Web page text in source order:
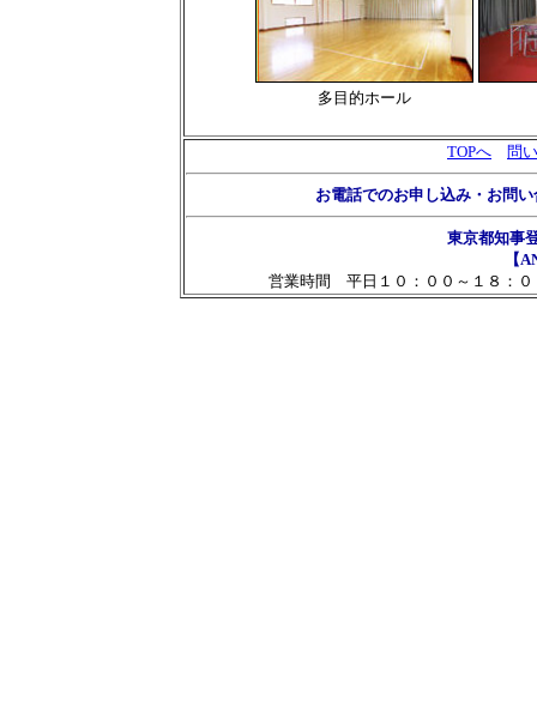
多目的ホール
TOPへ 問
お電話でのお申し込み・お問
東京都知事
【
営業時間 平日１０：００～１８：